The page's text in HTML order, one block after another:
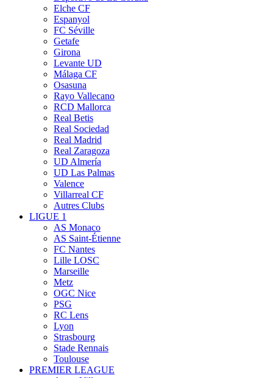
Elche CF
Espanyol
FC Séville
Getafe
Girona
Levante UD
Málaga CF
Osasuna
Rayo Vallecano
RCD Mallorca
Real Betis
Real Sociedad
Real Madrid
Real Zaragoza
UD Almería
UD Las Palmas
Valence
Villarreal CF
Autres Clubs
LIGUE 1
AS Monaco
AS Saint-Étienne
FC Nantes
Lille LOSC
Marseille
Metz
OGC Nice
PSG
RC Lens
Lyon
Strasbourg
Stade Rennais
Toulouse
PREMIER LEAGUE